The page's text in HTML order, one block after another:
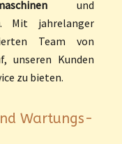
und
. Mit jahrelanger
Team von
unseren Kunden
zu bieten.
Wartungs-